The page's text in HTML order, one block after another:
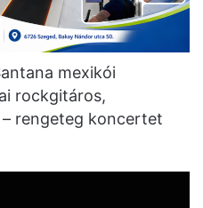
mexikói
rockgitáros,
rengeteg koncertet